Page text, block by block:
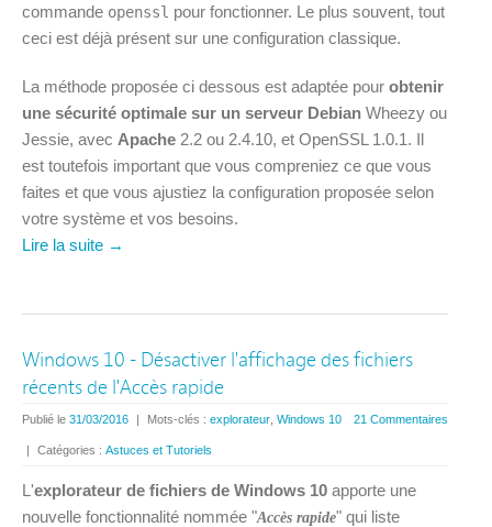
commande openssl pour fonctionner. Le plus souvent, tout
ceci est déjà présent sur une configuration classique.
La méthode proposée ci dessous est adaptée pour obtenir
une sécurité optimale sur un serveur Debian Wheezy ou
Jessie, avec Apache 2.2 ou 2.4.10, et OpenSSL 1.0.1. Il
est toutefois important que vous compreniez ce que vous
faites et que vous ajustiez la configuration proposée selon
votre système et vos besoins.
Lire la suite →
Windows 10 - Désactiver l'affichage des fichiers
récents de l'Accès rapide
21 Commentaires
Publié le 31/03/2016 | Mots-clés : explorateur Windows 10
| Catégories : Astuces et Tutoriels
L'explorateur de fichiers de Windows 10 apporte une
nouvelle fonctionnalité nommée "Accès rapide" qui liste